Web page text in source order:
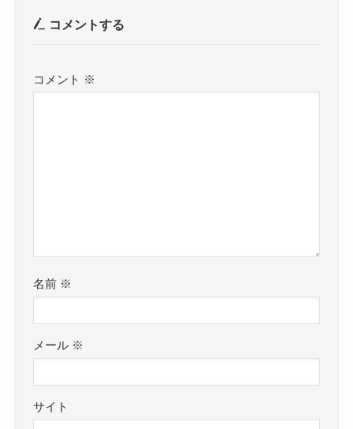
コメントする
コメント ※
名前 ※
メール ※
サイト